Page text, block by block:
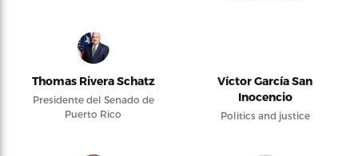
Thomas Rivera Schatz
Presidente del Senado de
Puerto Rico
Víctor García San
Inocencio
Politics and justice